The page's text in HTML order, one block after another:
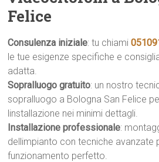
Felice
Consulenza iniziale: tu chiami
le tue esigenze specifiche e
adatta.
Sopralluogo gratuito: un nostro
sopralluogo a Bologna San Felice
linstallazione nei minimi dettagli.
Installazione professionale:
dellimpianto con tecniche avanzate
funzionamento perfetto.